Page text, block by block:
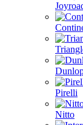
Pirelli
Nitto